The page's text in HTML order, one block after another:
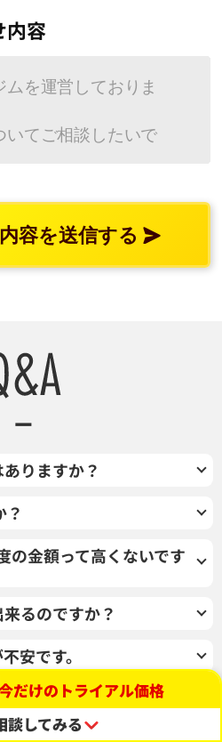
内容
りますか？
いただいておりますが、サ
規LP1本と総計10回のレポ
いただきます。（制作期
有10回(月1)）強引な営業
？
は、ほぼ必須となります
によっては不要なケース
。
の金額って高くないです
稿状況の調査、テキスト原
作成までまるっと対応させ
リギリの金額でご案内をさ
。
るのですか？
としているからです。※制作
として使用不可の場合は
ります。
安です。
グ企業出身者や、大手デザ
の豊富な実績を所持したメ
ただきます。また、クオ
だけのトライアル価格
談してみる